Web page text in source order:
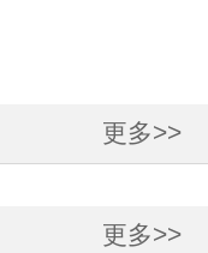
更多>>
更多>>